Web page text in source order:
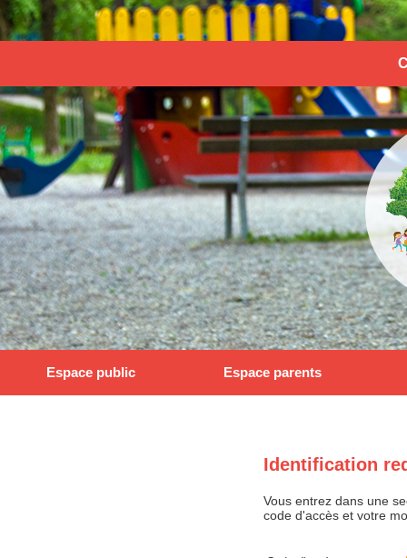
Espace public Espace parents
Identification
Vous entrez dans une
code d'accès et votre